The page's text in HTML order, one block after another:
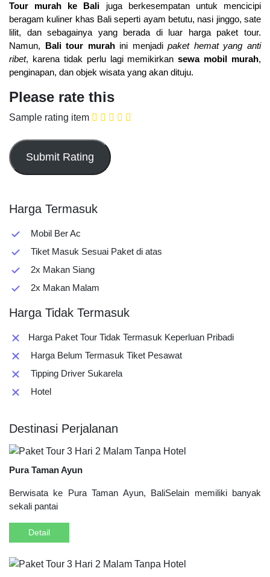
Tour murah ke Bali juga berkesempatan untuk mencicipi
beragam kuliner khas Bali seperti ayam betutu, nasi jinggo, sate
lilit, dan sebagainya yang berada di luar harga paket tour.
Namun, Bali tour murahini menjadipaket hemat yang anti
ribet, karena tidak perlu lagi memikirkansewa mobil murah,
penginapan, dan objek wisata yang akan dituju.
Please rate this
Sample rating item
Harga Termasuk
Mobil Ber Ac
Tiket Masuk Sesuai Paket di atas
2x Makan Siang
2x Makan Malam
Harga Tidak Termasuk
Harga Paket Tour Tidak Termasuk Keperluan Pribadi
Harga Belum Termasuk Tiket Pesawat
Tipping Driver Sukarela
Hotel
Destinasi Perjalanan
Pura Taman Ayun
Berwisata ke Pura Taman Ayun, BaliSelain memiliki banyak
sekali pantai
Detail